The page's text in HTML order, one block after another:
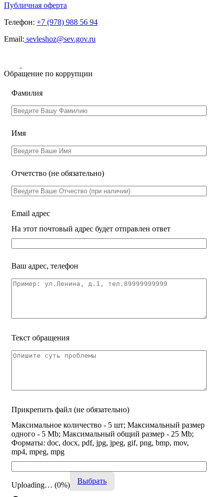
Публичная оферта
Телефон: +7 (978) 988 56 94
Email: sevleshoz@sev.gov.ru
Обращение по коррупции
Leave
this
field
blank
Фамилия
Имя
Отчетство (не обязательно)
Email адрес
На этот почтовый адрес будет отправлен ответ
Ваш адрес, телефон
Текст обращения
Прикрепить файл (не обязательно)
Максимальное количество - 5 шт; Максимальный размер
одного - 5 Mb; Максимальный общий размер - 25 Mb;
Форматы: doc, docx, pdf, jpg, jpeg, gif, png, bmp, mov,
mp4, mpeg, mpg
Uploading… (0%) Выбрать